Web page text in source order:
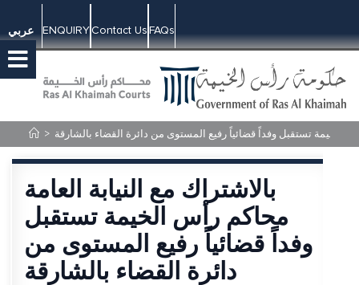
عربي ENQUIRYContact UsFAQs
> الخيمة تستقبل وفداً قضائياً رفيع المستوى من دائرة القضاء بالشارقة
بالاشتراك مع النيابة العامة
محاكم رأس الخيمة تستقبل
وفداً قضائياً رفيع المستوى من
دائرة القضاء بالشارقة